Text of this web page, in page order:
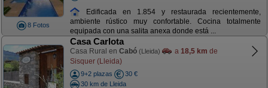
8 Fotos
Edificada en 1.854 y restaurada recientemente,
ambiente rústico muy confortable. Cocina totalmente
equipada con una salita anexa donde está ...
Casa Carlota
Casa Rural en Cabó (Lleida) a 18,5 km de
Sisquer (Lleida)
9+2 plazas
30 €
30 km de Lleida